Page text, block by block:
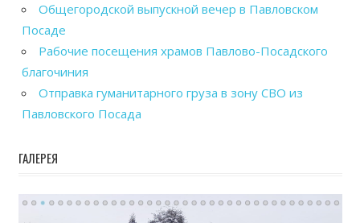
Общегородской выпускной вечер в Павловском
Посаде
Рабочие посещения храмов Павлово-Посадского
благочиния
Отправка гуманитарного груза в зону СВО из
Павловского Посада
ГАЛЕРЕЯ